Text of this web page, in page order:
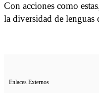
Con acciones como
la diversidad de lenguas
Enlaces Externos